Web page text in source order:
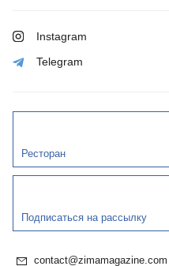
Instagram
Telegram
Ресторан
Подписаться на рассылку
contact@zimamagazine.com